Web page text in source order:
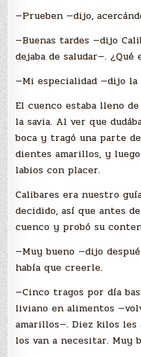
—Prueben —dijo,
—Buenas tardes —dijo
dejaba de saludar—. ¿Qué
—Mi especialidad —dijo la
El cuenco estaba lleno
la savia. Al ver que
boca y tragó una parte
dientes amarillos, y
labios con placer.
Calibares era nuestro
decidido, así que antes
cuenco y probó su
—Muy bueno —dijo
había que creerle.
—Cinco tragos por día
liviano en alimentos
amarillos—. Diez kilos
los van a necesitar. Muy